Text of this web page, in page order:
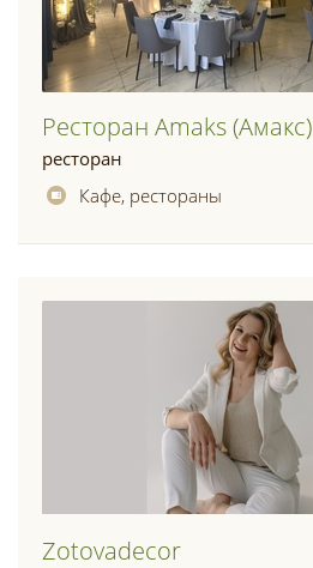
Ресторан Amaks (амакс)
ресторан
Кафе, рестораны
Zotovadecor